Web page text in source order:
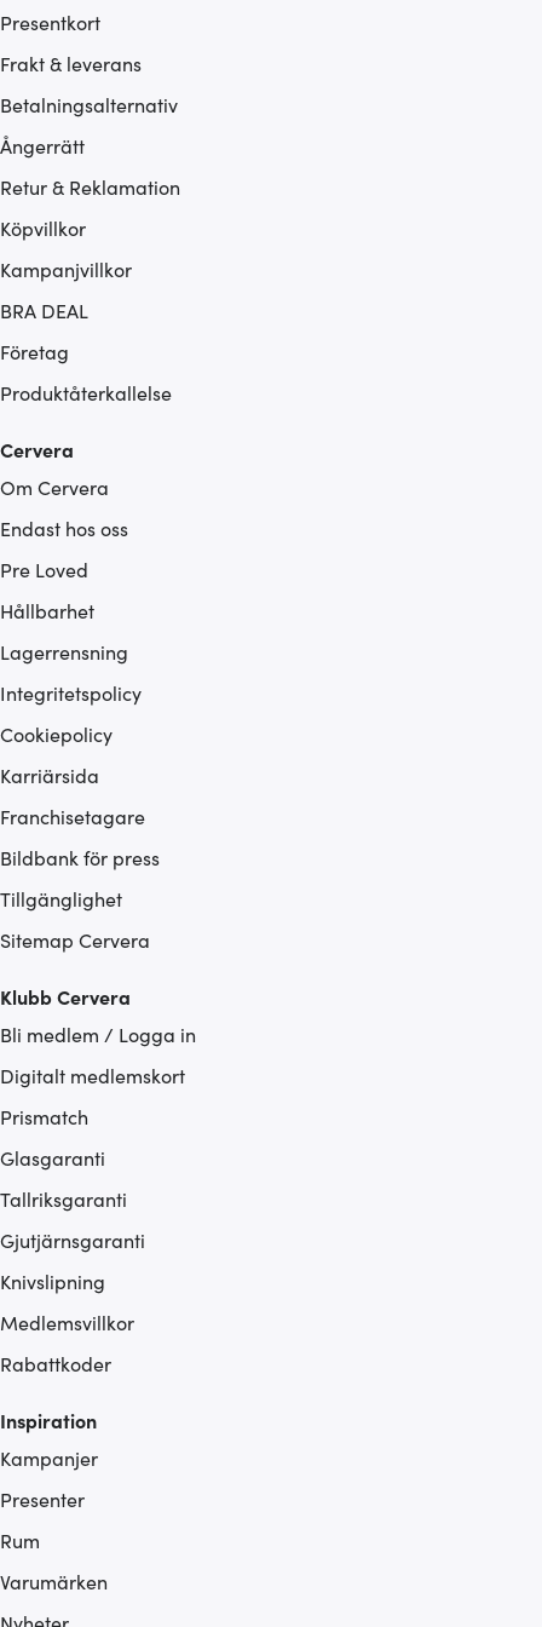
Presentkort
Frakt & leverans
Betalningsalternativ
Ångerrätt
Retur & Reklamation
Köpvillkor
Kampanjvillkor
BRA DEAL
Företag
Produktåterkallelse
Cervera
Om Cervera
Endast hos oss
Pre Loved
Hållbarhet
Lagerrensning
Integritetspolicy
Cookiepolicy
Karriärsida
Franchisetagare
Bildbank för press
Tillgänglighet
Sitemap Cervera
Klubb Cervera
Bli medlem / Logga in
Digitalt medlemskort
Prismatch
Glasgaranti
Tallriksgaranti
Gjutjärnsgaranti
Knivslipning
Medlemsvillkor
Rabattkoder
Inspiration
Kampanjer
Presenter
Rum
Varumärken